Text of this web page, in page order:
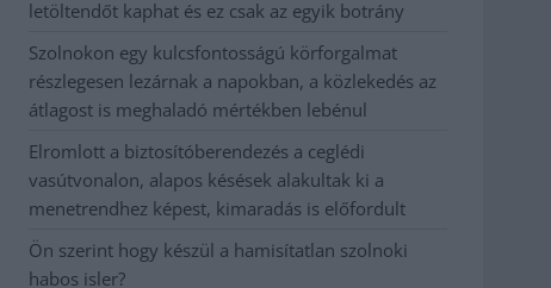
letöltendőt kaphat és ez csak az egyik botrány
Szolnokon egy kulcsfontosságú körforgalmat
részlegesen lezárnak a napokban, a közlekedés az
átlagost is meghaladó mértékben lebénul
Elromlott a biztosítóberendezés a ceglédi
vasútvonalon, alapos késések alakultak ki a
menetrendhez képest, kimaradás is előfordult
Ön szerint hogy készül a hamisítatlan szolnoki
habos isler?